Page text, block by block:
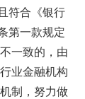
符合《银行
第一款规定
一致的，由
业金融机构
制，努力做